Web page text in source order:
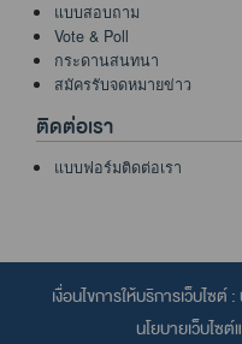
แบบสอบถาม
Vote & Poll
กระดานสนทนา
สมัครรับจดหมายข่าว
ติดต่อเรา
แบบฟอร์มติดต่อเรา
เงื่อนไขการให้บริการเว็บไซต์ :
นโยบายเว็บไซ